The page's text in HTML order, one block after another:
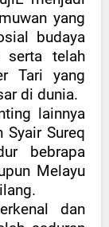
yang
budaya
serta telah
Tari yang
di dunia.
lainnya
Syair Sureq
bebrapa
Melayu
dan